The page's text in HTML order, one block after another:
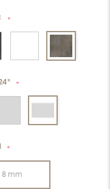
*
*
*
8 mm